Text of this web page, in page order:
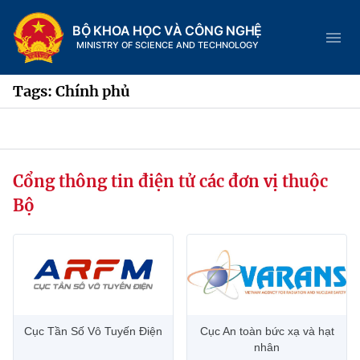
BỘ KHOA HỌC VÀ CÔNG NGHỆ
MINISTRY OF SCIENCE AND TECHNOLOGY
Trang chủ
Chức năng nhiệm vụ
Tin tức sự kiện
Hệ thống văn bản
Tags: Chính phủ
Cổng thông tin điện tử các đơn vị thuộc
Bộ
Cục Tần Số Vô Tuyến Điện
Cục An toàn bức xạ và hạt
nhân